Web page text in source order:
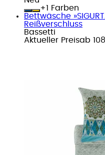
+
Farben
Bettwäsche
Reißverschluss
Bassetti
Aktueller Preisab